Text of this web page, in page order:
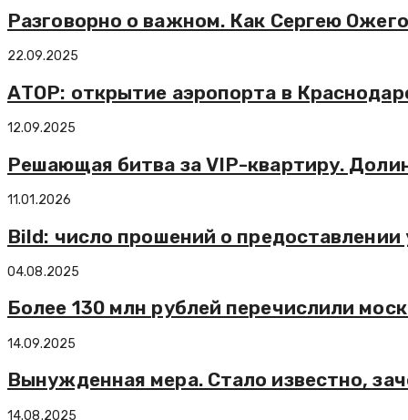
Разговорно о важном. Как Сергею
22.09.2025
АТОР: открытие аэропорта в
12.09.2025
Решающая битва за VIP-квартиру.
11.01.2026
Bild: число прошений о
04.08.2025
Более 130 млн рублей перечислили
14.09.2025
Вынужденная мера. Стало известно,
14.08.2025